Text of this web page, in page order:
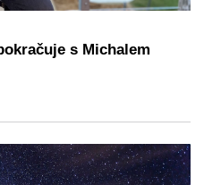
s Michalem